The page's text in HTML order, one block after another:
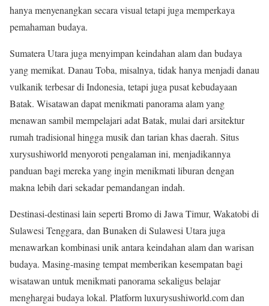
hanya menyenangkan secara visual tetapi juga memperkaya
pemahaman budaya.
Sumatera Utara juga menyimpan keindahan alam dan budaya
yang memikat. Danau Toba, misalnya, tidak hanya menjadi danau
vulkanik terbesar di Indonesia, tetapi juga pusat kebudayaan
Batak. Wisatawan dapat menikmati panorama alam yang
menawan sambil mempelajari adat Batak, mulai dari arsitektur
rumah tradisional hingga musik dan tarian khas daerah. Situs
xurysushiworld menyoroti pengalaman ini, menjadikannya
panduan bagi mereka yang ingin menikmati liburan dengan
makna lebih dari sekadar pemandangan indah.
Destinasi-destinasi lain seperti Bromo di Jawa Timur, Wakatobi di
Sulawesi Tenggara, dan Bunaken di Sulawesi Utara juga
menawarkan kombinasi unik antara keindahan alam dan warisan
budaya. Masing-masing tempat memberikan kesempatan bagi
wisatawan untuk menikmati panorama sekaligus belajar
menghargai budaya lokal. Platform luxurysushiworld.com dan